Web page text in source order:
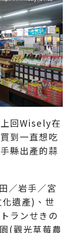
回Wisely在
到一直想吃
縣出產的蒜